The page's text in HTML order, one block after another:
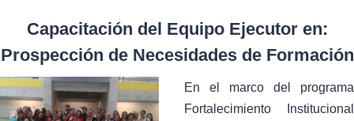
Capacitación del Equipo Ejecutor en:
Prospección de Necesidades de Formación
En el marco del programa
Fortalecimiento Institucional